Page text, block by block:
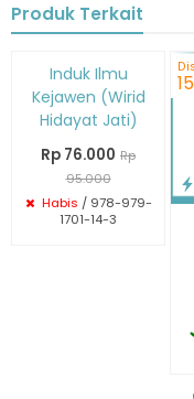
Produk Terkait
Diskon
20%Induk Ilmu
Kejawen (Wirid
Hidayat Jati)
Rp 76.000 Rp
95.000
Habis / 978-979-
1701-14-3